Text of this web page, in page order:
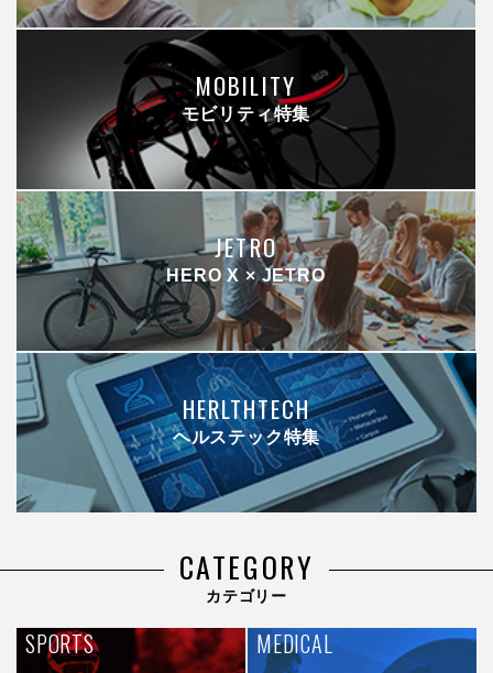
MOBILITY
モビリティ特集
JETRO
HERO X × JETRO
HERLTHTECH
ヘルステック特集
CATEGORY
カテゴリー
SPORTS MEDICAL